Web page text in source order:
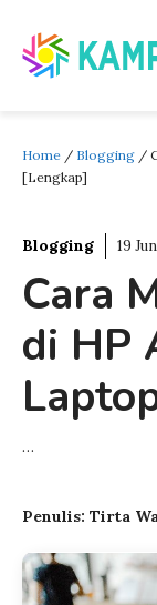
content
Home / Blogging /
[Lengkap]
Blogging 19
Cara
di HP
…
Penulis: Tirta